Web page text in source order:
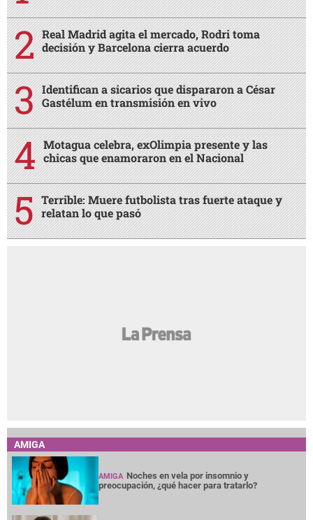
Real Madrid agita el mercado, Rodri toma
decisión y Barcelona cierra acuerdo
Identifican a sicarios que dispararon a César
Gastélum en transmisión en vivo
Motagua celebra, exOlimpia presente y las
chicas que enamoraron en el Nacional
Terrible: Muere futbolista tras fuerte ataque y
relatan lo que pasó
AMIGA
AMIGA Noches en vela por insomnio y
preocupación, ¿qué hacer para tratarlo?